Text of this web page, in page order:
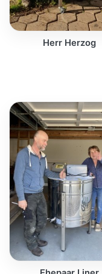
Herr Herzog